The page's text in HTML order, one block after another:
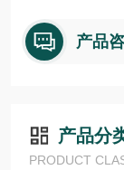
产品
产品分
PRODUCT